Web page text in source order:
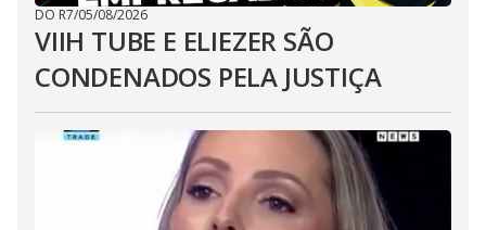
DO R7/05/08/2026
VIIH TUBE E ELIEZER SÃO
CONDENADOS PELA JUSTIÇA